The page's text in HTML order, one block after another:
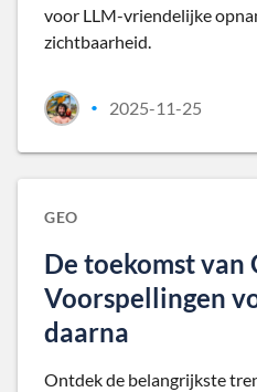
voor LLM-vriendelijke
zichtbaarheid.
• 2025-11-25
GEO
De toekomst van
Voorspellingen
daarna
Ontdek de belangrijkste